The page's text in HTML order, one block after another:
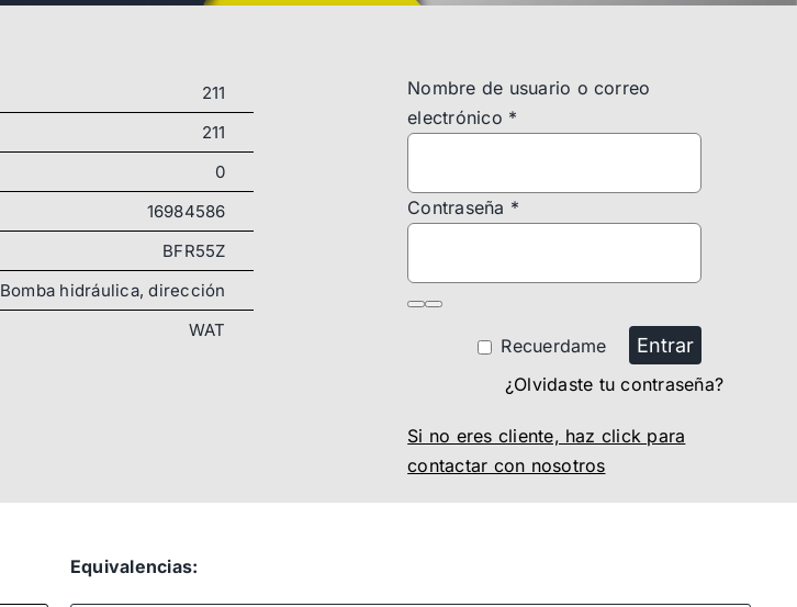
211
211
0
16984586
BFR55Z
Bomba hidráulica, dirección
WAT
Nombre de usuario o correo
electrónico *
Contraseña *
Recuerdame Entrar
¿Olvidaste tu contraseña?
Si no eres cliente, haz click para
contactar con nosotros
Equivalencias: